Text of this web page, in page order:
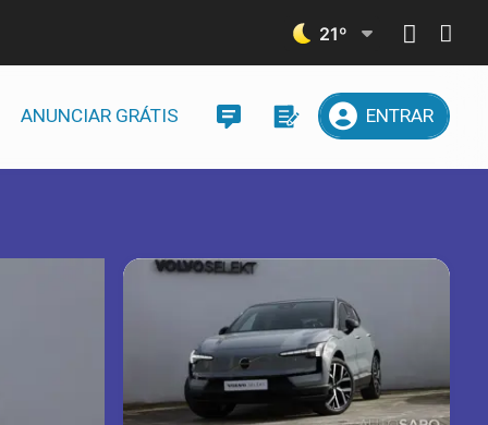
21º
ANUNCIAR GRÁTIS ENTRAR